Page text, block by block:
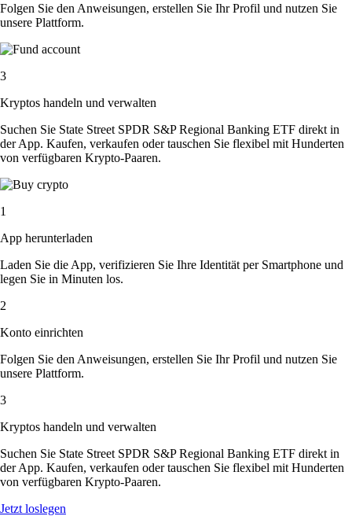
Folgen Sie den Anweisungen, erstellen Sie Ihr Profil und nutzen Sie
unsere Plattform.
3
Kryptos handeln und verwalten
Suchen Sie State Street SPDR S&P Regional Banking ETF direkt in
der App. Kaufen, verkaufen oder tauschen Sie flexibel mit Hunderten
von verfügbaren Krypto-Paaren.
1
App herunterladen
Laden Sie die App, verifizieren Sie Ihre Identität per Smartphone und
legen Sie in Minuten los.
2
Konto einrichten
Folgen Sie den Anweisungen, erstellen Sie Ihr Profil und nutzen Sie
unsere Plattform.
3
Kryptos handeln und verwalten
Suchen Sie State Street SPDR S&P Regional Banking ETF direkt in
der App. Kaufen, verkaufen oder tauschen Sie flexibel mit Hunderten
von verfügbaren Krypto-Paaren.
Jetzt loslegen